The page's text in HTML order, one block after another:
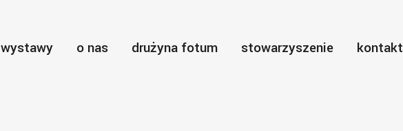
wystawy o nas drużyna fotum stowarzyszenie kontakt